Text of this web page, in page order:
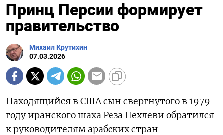
Принц Персии формирует
правительство
Михаил Крутихин
07.03.2026
Находящийся в США сын свергнутого в 1979
году иранского шаха Реза Пехлеви обратился
к руководителям арабских стран